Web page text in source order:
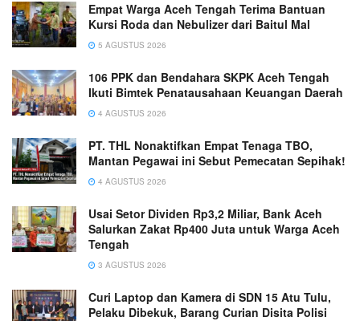
Empat Warga Aceh Tengah Terima Bantuan
Kursi Roda dan Nebulizer dari Baitul Mal
5 AGUSTUS 2026
106 PPK dan Bendahara SKPK Aceh Tengah
Ikuti Bimtek Penatausahaan Keuangan Daerah
4 AGUSTUS 2026
PT. THL Nonaktifkan Empat Tenaga TBO,
Mantan Pegawai ini Sebut Pemecatan Sepihak!
4 AGUSTUS 2026
Usai Setor Dividen Rp3,2 Miliar, Bank Aceh
Salurkan Zakat Rp400 Juta untuk Warga Aceh
Tengah
3 AGUSTUS 2026
Curi Laptop dan Kamera di SDN 15 Atu Tulu,
Pelaku Dibekuk, Barang Curian Disita Polisi